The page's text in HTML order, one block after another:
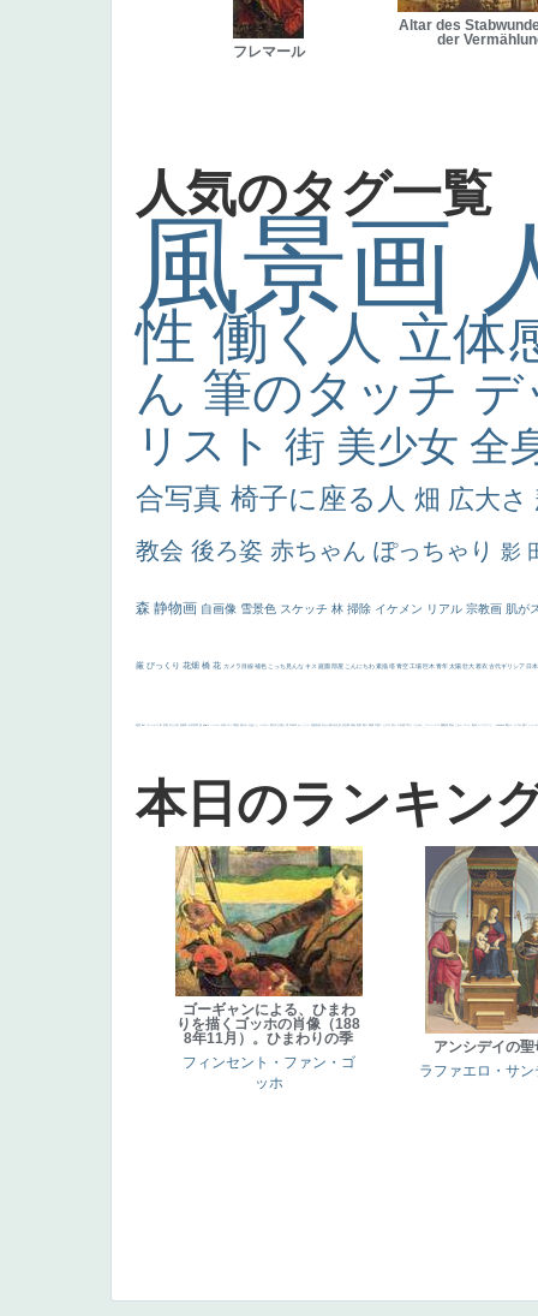
フレマール
Altar des
der
人気のタグ一覧
風景画
性 働く人 立体
ん 筆のタッチ
リスト 街 美少女 全
合写真 椅子に座る人 畑 広大さ
教会 後ろ姿 赤ちゃん ぽっちゃり 影
森 静物画 自画像 雪景色 スケッチ 林 掃除 イケメン リアル 宗教画 肌が
厳 びっくり 花畑 橋 花 カメラ目線 補色 こっち見んな キス 庭園 部屋 こんにちわ 素描 塔 青空 工場 巨木 青年 太陽 壮大 着衣 古代ギリシア 日
画質 last ヴィーナス 剣 白人少女 食事中 山本芳翠 麦 alciato ハーレム 女神 ローマ教皇 奥行き 火起こし シスター 東方の三博士 114514 かっこいい 受胎告知 天から覗き込む顔 設計図 挿絵 群衆 親子 裸婦 可愛い ピサロ ＃名画で学ぶ「たるみ」 ニーソックス 躍動感 黄色 こわい コート 畦道 レンブラント・ sekkusu 暖かい バブみ 靴下 ショッ
本日のランキン
ゴーギャンによる、ひまわ
りを描くゴッホの肖像（188
8年11月）。ひまわりの季
フィンセント・ファン・ゴ
ッホ
アンシデイの聖
ラファエロ・サン